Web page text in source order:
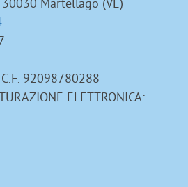
92098780288
ELETTRONICA: